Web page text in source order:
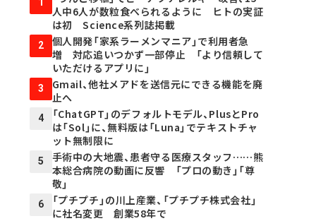
人中6人が数粒食べられるように ヒトの実証
は初 Science系列誌掲載
2
個人開発「家系ラーメンマニア」で利用者急
増 対応追いつかず一部停止 「より信頼して
いただけるアプリに」
3
Gmail、他社メアドを送信元にできる機能を廃
止へ
4
「ChatGPT」のデフォルトモデル、PlusとPro
は「Sol」に、無料版は「Luna」でテキストチャ
ット無制限に
5
手術中の大地震、患者守る医療スタッフ……熊
本総合病院の動画に反響 「プロの動き」「尊
敬」
6
「プチプチ」の川上産業、「プチプチ株式会社」
に社名変更 創業58年で